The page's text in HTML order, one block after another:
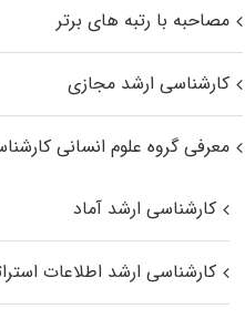
مصاحبه با رتبه های برتر
کارشناسی ارشد مجازی
معرفی گروه علوم انسانی
کارشناسی ارشد آماد
کارشناسی ارشد اطلاعات